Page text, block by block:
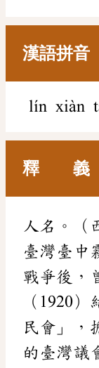
漢語拼音
lín xiàn
釋 義
人名。（
臺灣臺中
戰爭後，
（1920
民會」，
的臺灣議